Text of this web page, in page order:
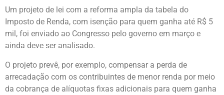
Um projeto de lei com a reforma ampla da tabela do
Imposto de Renda, com isenção para quem ganha até R$ 5
mil, foi enviado ao Congresso pelo governo em março e
ainda deve ser analisado.
O projeto prevê, por exemplo, compensar a perda de
arrecadação com os contribuintes de menor renda por meio
da cobrança de alíquotas fixas adicionais para quem ganha